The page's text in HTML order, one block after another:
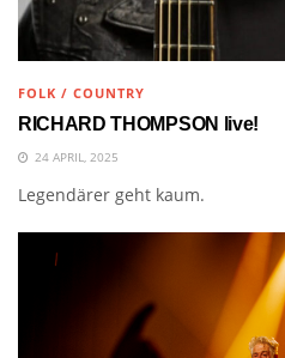
FOLK / COUNTRY
RICHARD THOMPSON live!
24 APRIL, 2025
Legendärer geht kaum.